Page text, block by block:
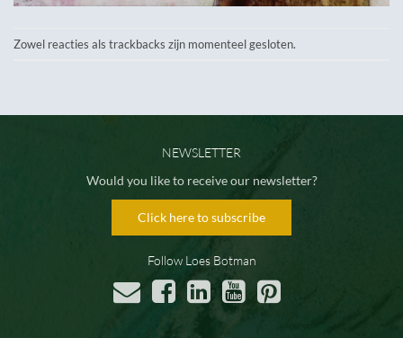
Zowel reacties als trackbacks zijn momenteel gesloten.
NEWSLETTER
Would you like to receive our newsletter?
Click here to subscribe
Follow Loes Botman